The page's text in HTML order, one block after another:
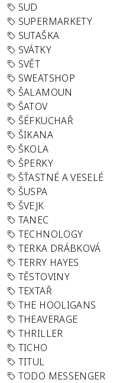
SUD
SUPERMARKETY
SUTAŠKA
SVÁTKY
SVĚT
SWEATSHOP
ŠALAMOUN
ŠATOV
ŠÉFKUCHAŘ
ŠIKANA
ŠKOLA
ŠPERKY
ŠŤASTNÉ A VESELÉ
ŠUSPA
ŠVEJK
TANEC
TECHNOLOGY
TERKA DRÁBKOVÁ
TERRY HAYES
TĚSTOVINY
TEXTAŘ
THE HOOLIGANS
THEAVERAGE
THRILLER
TICHO
TITUL
TODO MESSENGER